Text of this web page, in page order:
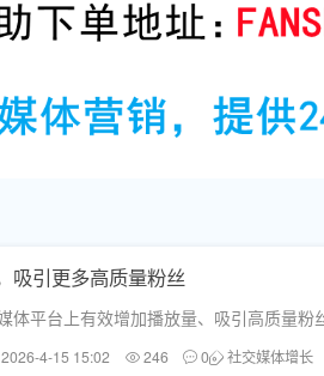
吸引更多高质量粉丝
平台上有效增加播放量、吸引高质量粉
2026-4-15 15:02 246 0 社交媒体增长